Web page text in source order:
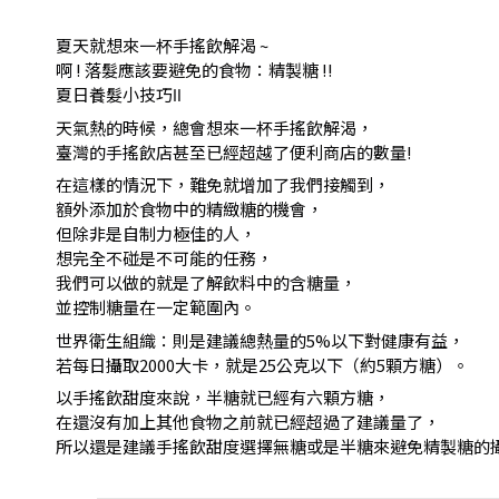
夏天就想來一杯手搖飲解渴 ~
啊 ! 落髮應該要避免的食物：精製糖 !!
夏日養髮小技巧Ⅱ
天氣熱的時候，總會想來一杯手搖飲解渴，
臺灣的手搖飲店甚至已經超越了便利商店的數量!
在這樣的情況下，難免就增加了我們接觸到，
額外添加於食物中的精緻糖的機會，
但除非是自制力極佳的人，
想完全不碰是不可能的任務，
我們可以做的就是了解飲料中的含糖量，
並控制糖量在一定範圍內。
世界衛生組織：則是建議總熱量的5%以下對健康有益，
若每日攝取2000大卡，就是25公克以下（約5顆方糖）。
以手搖飲甜度來說，半糖就已經有六顆方糖，
在還沒有加上其他食物之前就已經超過了建議量了，
所以還是建議手搖飲甜度選擇無糖或是半糖來避免精製糖的